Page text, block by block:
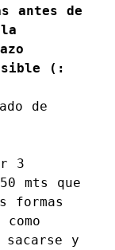
antes de
(:
de
3
mts que
formas
sacarse y